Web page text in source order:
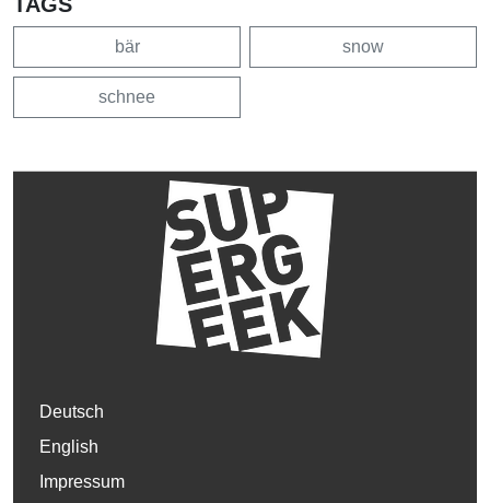
bär snow
schnee
Deutsch
English
Impressum